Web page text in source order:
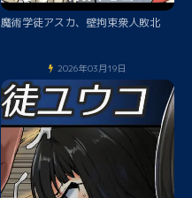
魔術学徒アスカ、壁拘束衆人敗北
2026年03月19日